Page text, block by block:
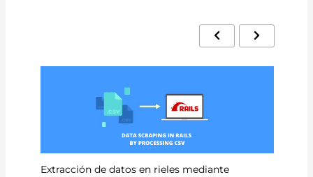
Extracción de datos en rieles mediante